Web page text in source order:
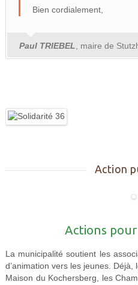
Bien cordialement,
Paul TRIEBEL, maire de
Action
Actions
La municipalité soutient les
d’animation vers les jeunes.
Maison du Kochersberg, les